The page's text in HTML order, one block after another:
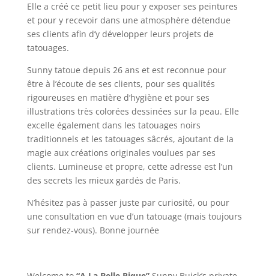
Elle a créé ce petit lieu pour y exposer ses peintures
et pour y recevoir dans une atmosphère détendue
ses clients afin d’y développer leurs projets de
tatouages.
Sunny tatoue depuis 26 ans et est reconnue pour
être à l’écoute de ses clients, pour ses qualités
rigoureuses en matière d’hygiène et pour ses
illustrations très colorées dessinées sur la peau. Elle
excelle également dans les tatouages noirs
traditionnels et les tatouages sâcrés, ajoutant de la
magie aux créations originales voulues par ses
clients. Lumineuse et propre, cette adresse est l’un
des secrets les mieux gardés de Paris.
N’hésitez pas à passer juste par curiosité, ou pour
une consultation en vue d’un tatouage (mais toujours
sur rendez-vous). Bonne journée